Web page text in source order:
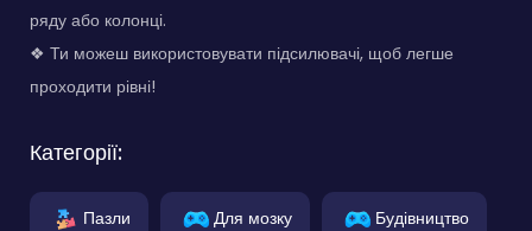
ряду або колонці.
❖ Ти можеш використовувати підсилювачі, щоб легше
проходити рівні!
Категорії:
Пазли Для мозку Будівництво